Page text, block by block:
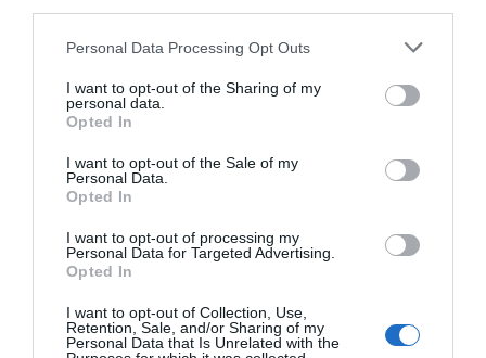
Please note that this website/app uses one or more Google
not limited to your visit or usage behaviour. You may click to
grant or deny consent to Google and its third-party tags to
use your data for below specified purposes in below Google
consent section.
Personal Data Processing Opt Outs
I want to opt-out of the Sharing of my
personal data.
Opted In
I want to opt-out of the Sale of my
Personal Data.
Opted In
I want to opt-out of processing my
Personal Data for Targeted Advertising.
Opted In
I want to opt-out of Collection, Use,
Retention, Sale, and/or Sharing of my
Personal Data that Is Unrelated with the
06.08.2026 | 20:20
Θρήνος στην Εύβοια: Έφυγε από
τη ζωή ο 37χρονος που είχε
τροχαίο με αγριογούρουνο
06.08.2026 | 20:20
Νέο σοβαρό τροχαίο στην Εύβοια:
Τούμπαρε αυτοκίνητο
Αταμάν – Βίντεο από τη Σύμη
06.08.2026 | 19:40
Φωτιά στη Σκύρο:
Δύσκολη νύχτα για την
Καλαμίτσα – Νέες
εικόνες και βίντεο
Εύβοια: Με κατάνυξη
Ωρεούς – Παρών ο
Θανάσης Ζεμπίλης